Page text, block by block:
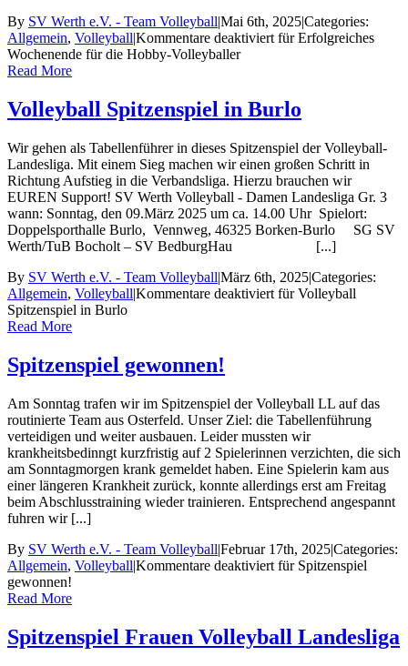
By SV Werth e.V. - Team Volleyball|Mai 6th, 2025|Categories:
Allgemein, Volleyball|Kommentare deaktiviert für Erfolgreiches
Wochenende für die Hobby-Volleyballer
Read More
Volleyball Spitzenspiel in Burlo
Wir gehen als Tabellenführer in dieses Spitzenspiel der Volleyball-
Landesliga. Mit einem Sieg machen wir einen großen Schritt in
Richtung Aufstieg in die Verbandsliga. Hierzu brauchen wir
EUREN Support! SV Werth Volleyball - Damen Landesliga Gr. 3
wann: Sonntag, den 09.März 2025 um ca. 14.00 Uhr Spielort:
Doppelsporthalle Burlo, Vennweg, 46325 Borken-Burlo SG SV
Werth/TuB Bocholt – SV BedburgHau [...]
By SV Werth e.V. - Team Volleyball|März 6th, 2025|Categories:
Allgemein, Volleyball|Kommentare deaktiviert für Volleyball
Spitzenspiel in Burlo
Read More
Spitzenspiel gewonnen!
Am Sonntag trafen wir im Spitzenspiel der Volleyball LL auf das
routinierte Team aus Osterfeld. Unser Ziel: die Tabellenführung
verteidigen und weiter ausbauen. Leider mussten wir
krankheitsbedinngt kurzfristig auf 2 Spielerinnen verzichten, die sich
am Sonntagmorgen krank gemeldet haben. Eine Spielerin kam aus
einer längeren Krankheit zurück, konnte allerdings erst am Freitag
beim Abschlusstraining wieder trainieren. Entsprechend angespannt
fuhren wir [...]
By SV Werth e.V. - Team Volleyball|Februar 17th, 2025|Categories:
Allgemein, Volleyball|Kommentare deaktiviert für Spitzenspiel
gewonnen!
Read More
Spitzenspiel Frauen Volleyball Landesliga